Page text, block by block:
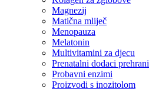
Magnezij
Matična mliječ
Menopauza
Melatonin
Multivitamini za djecu
Prenatalni dodaci prehrani
Probavni enzimi
Proizvodi s inozitolom